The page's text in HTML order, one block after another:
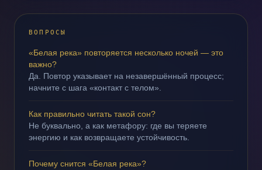
ВОПРОСЫ
«Белая река» повторяется несколько ночей — это
важно?
Да. Повтор указывает на незавершённый процесс;
начните с шага «контакт с телом».
Как правильно читать такой сон?
Не буквально, а как метафору: где вы теряете
энергию и как возвращаете устойчивость.
Почему снится «Белая река»?